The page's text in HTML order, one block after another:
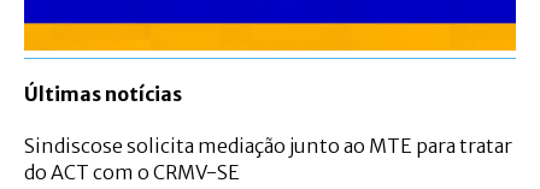
Últimas notícias
Sindiscose solicita mediação junto ao MTE para tratar
do ACT com o CRMV-SE